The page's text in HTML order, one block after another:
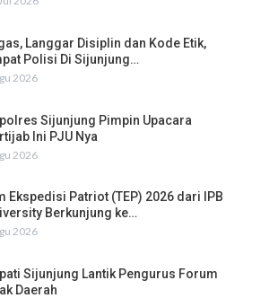
Langgar Disiplin dan Kode Etik,
Polisi Di Sijunjung…
2026
Sijunjung Pimpin Upacara
Ini PJU Nya
2026
Ekspedisi Patriot (TEP) 2026 dari IPB
Berkunjung ke…
2026
Sijunjung Lantik Pengurus Forum
Daerah